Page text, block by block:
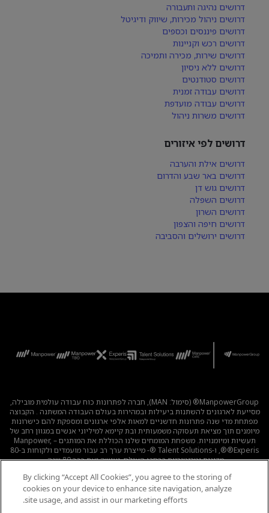
דרושים נהיגה ותעבורה
דרושים ניהול מכירות, שיווק ודיגיטל
דרושים פיננסים וכספים
דרושים רכש וקניינות
דרושים שירות, מכירה ותמיכה
דרושים ללא ניסיון
דרושים סטודנטים
דרושים עבודה זמנית
דרושים עבודה מועדפת
דרושים משרות ניהול
דרושים לפי איזורים
דרושים אילת והערבה
דרושים באר שבע והדרום
דרושים גוש דן
דרושים השפלה
דרושים השרון
דרושים חיפה והצפון
דרושים ירושלים והסביבה
ManpowerGroup® (סימול: MAN), חברה לפתרונות כוח עבודה עולמית מובילה,
מסייעת לארגונים להשתנות ביעילות ובמהירות בעולם העבודה המשתנה . הקבוצה
מפתחת מדי שנה פתרונות חדשניים למאות אלפי ארגונים ומספקת להם כישרונות
מיומנים תוך מציאת תעסוקה משמעותית ובת קיימא למיליוני אנשים במגוון רחב של
תעשיות ומיומנויות. משפחת המומחים שלנו הכוללת את המותגים – Manpower,
®Experis®, ו-Talent Solutions ®- מייצרת ערך רב עבור מועמדים ולקוחות ב-80
מדינות וטריטוריות ברחבי העולם, ועושה זאת כבר 80 שנה.
לכל המשרות | מדיניות הפרטיות | תנאי השימוש | נגישות
קוד אתי
|
By clicking “Accept All Cookies”, you agree to the storing of
cookies on your device to enhance site navigation, analyze
site usage, and assist in our marketing efforts.